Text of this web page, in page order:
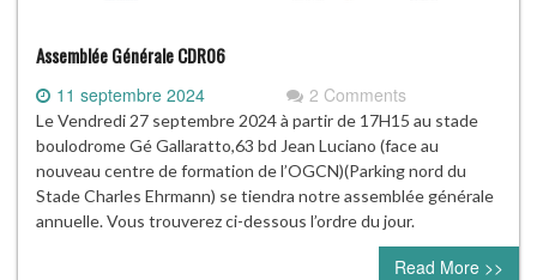
Assemblée Générale CDR06
11 septembre 2024 2 Comments
Le Vendredi 27 septembre 2024 à partir de 17H15 au stade
boulodrome Gé Gallaratto,63 bd Jean Luciano (face au
nouveau centre de formation de l’OGCN)(Parking nord du
Stade Charles Ehrmann) se tiendra notre assemblée générale
annuelle. Vous trouverez ci-dessous l’ordre du jour.
Read More >>